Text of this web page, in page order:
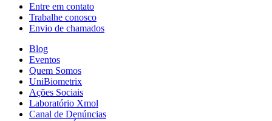
Entre em contato
Trabalhe conosco
Envio de chamados
Blog
Eventos
Quem Somos
UniBiometrix
Ações Sociais
Laboratório Xmol
Canal de Denúncias